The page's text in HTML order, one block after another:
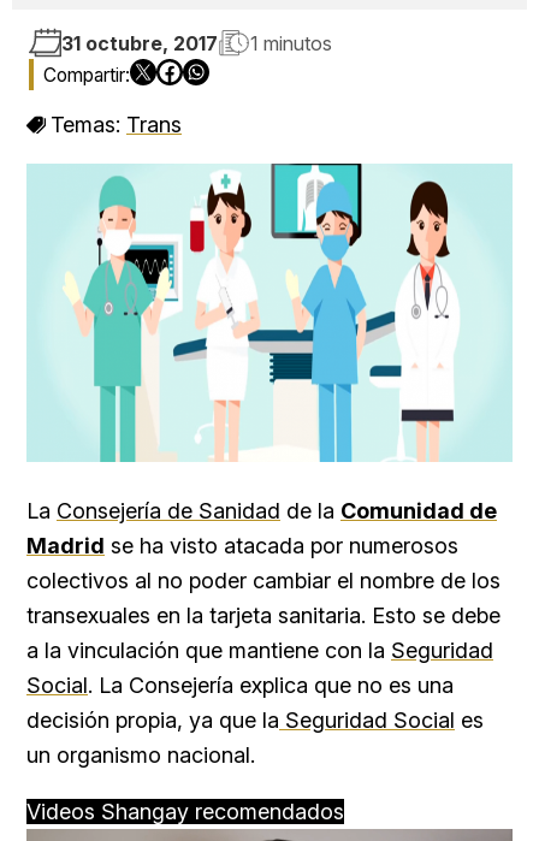
31 octubre, 2017 1 minutos
Temas: Trans
La Consejería de Sanidad de la Comunidad de
Madrid se ha visto atacada por numerosos
colectivos al no poder cambiar el nombre de los
transexuales en la tarjeta sanitaria. Esto se debe
a la vinculación que mantiene con la Seguridad
Social. La Consejería explica que no es una
decisión propia, ya que la Seguridad Social es
un organismo nacional.
Videos Shangay recomendados